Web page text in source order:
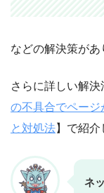
などの解決策があ
さらに詳しい解
の不具合でページ
と対処法】で紹介
ネ